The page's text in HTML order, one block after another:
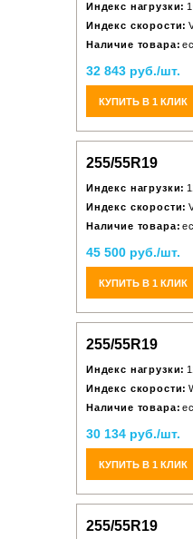
Индекс нагрузки:
Индекс скорости:
Наличие товара:
32 843 руб./шт.
КУПИТЬ В 1 КЛИК
255/55R19
Индекс нагрузки:
Индекс скорости:
Наличие товара:
45 500 руб./шт.
КУПИТЬ В 1 КЛИК
255/55R19
Индекс нагрузки:
Индекс скорости:
Наличие товара:
30 134 руб./шт.
КУПИТЬ В 1 КЛИК
255/55R19